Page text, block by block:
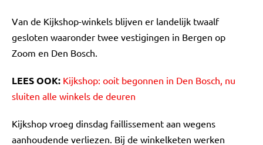
Van de Kijkshop-winkels blijven er landelijk twaalf
gesloten waaronder twee vestigingen in Bergen op
Zoom en Den Bosch.
LEES OOK: Kijkshop: ooit begonnen in Den Bosch, nu
sluiten alle winkels de deuren
Kijkshop vroeg dinsdag faillissement aan wegens
aanhoudende verliezen. Bij de winkelketen werken